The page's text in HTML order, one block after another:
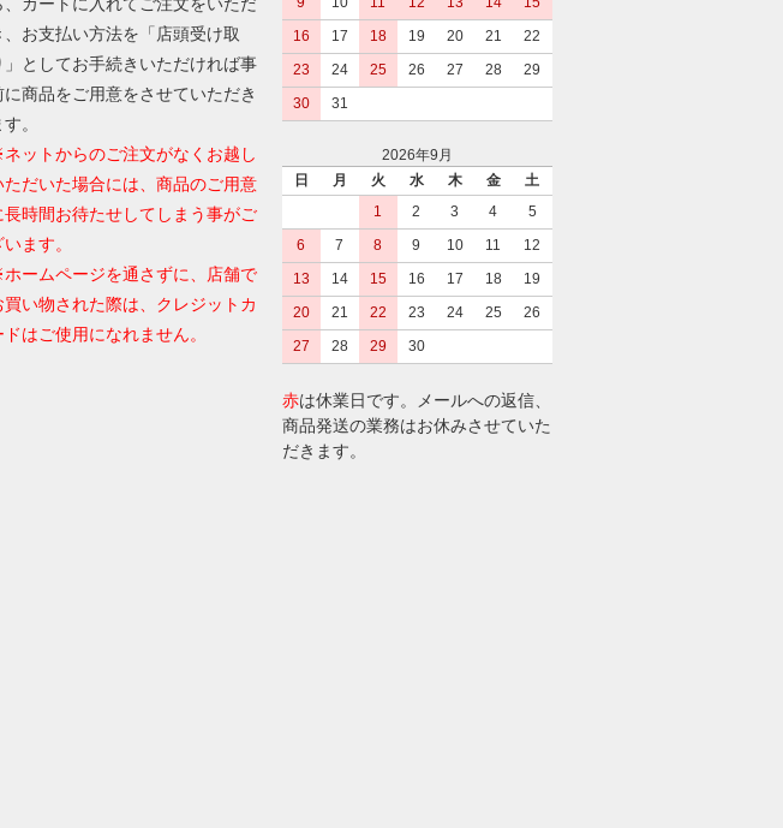
、カートに入れてご注文をいただ
、お支払い方法を「店頭受け取
」としてお手続きいただければ事
に商品をご用意をさせていただき
す。
ットからのご注文がなくお越し
ただいた場合には、商品のご用意
長時間お待たせしてしまう事がご
います。
ームページを通さずに、店舗で
買い物された際は、クレジットカ
ドはご使用になれません。
16
17 18 19 20 21
22
23
24 25 26 27 28
29
30
31
2026年9月
日
月 火 水 木 金
土
1
2 3 4
5
6
7 8 9 10 11
12
13
14 15 16 17 18
19
20
21 22 23 24 25
26
27
28 29 30
赤は休業日です。メールへの返信、
商品発送の業務はお休みさせていた
だきます。